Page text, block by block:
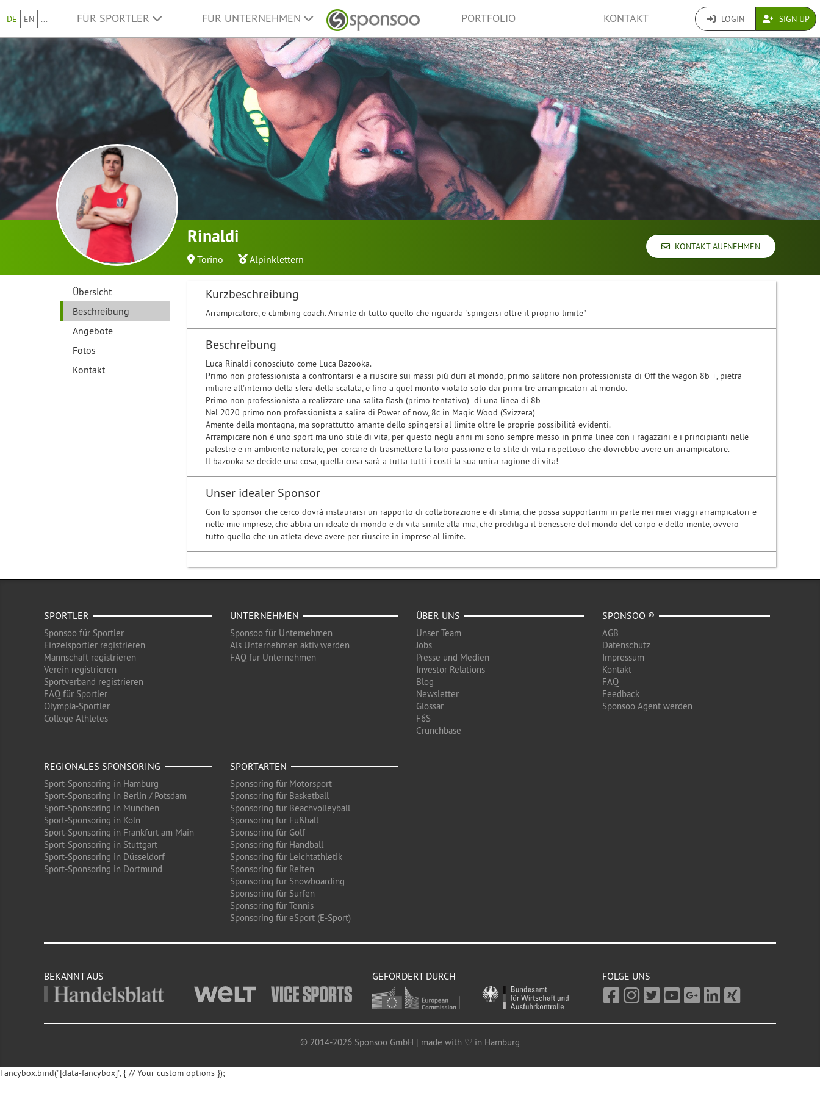
DE EN ... FÜR SPORTLER FÜR UNTERNEHMEN PORTFOLIO KONTAKT LOGIN SIGN UP
Rinaldi
Torino Alpinklettern
KONTAKT AUFNEHMEN
Übersicht
Beschreibung
Angebote
Fotos
Kontakt
Kurzbeschreibung
Arrampicatore, e climbing coach. Amante di tutto quello che riguarda "spingersi oltre il proprio limite"
Beschreibung
Luca Rinaldi conosciuto come Luca Bazooka.
Primo non professionista a confrontarsi e a riuscire sui massi più duri al mondo, primo salitore non professionista di Off the wagon 8b +, pietra
miliare all'interno della sfera della scalata, e fino a quel monto violato solo dai primi tre arrampicatori al mondo.
Primo non professionista a realizzare una salita flash (primo tentativo) di una linea di 8b
Nel 2020 primo non professionista a salire di Power of now, 8c in Magic Wood (Svizzera)
Amente della montagna, ma soprattutto amante dello spingersi al limite oltre le proprie possibilità evidenti.
Arrampicare non è uno sport ma uno stile di vita, per questo negli anni mi sono sempre messo in prima linea con i ragazzini e i principianti nelle
palestre e in ambiente naturale, per cercare di trasmettere la loro passione e lo stile di vita rispettoso che dovrebbe avere un arrampicatore.
Il bazooka se decide una cosa, quella cosa sarà a tutta tutti i costi la sua unica ragione di vita!
Unser idealer Sponsor
Con lo sponsor che cerco dovrà instaurarsi un rapporto di collaborazione e di stima, che possa supportarmi in parte nei miei viaggi arrampicatori e
nelle mie imprese, che abbia un ideale di mondo e di vita simile alla mia, che prediliga il benessere del mondo del corpo e dello mente, ovvero
tutto quello che un atleta deve avere per riuscire in imprese al limite.
SPORTLER
Sponsoo für Sportler
Einzelsportler registrieren
Mannschaft registrieren
Verein registrieren
Sportverband registrieren
FAQ für Sportler
Olympia-Sportler
College Athletes
UNTERNEHMEN
Sponsoo für Unternehmen
Als Unternehmen aktiv werden
FAQ für Unternehmen
ÜBER UNS
Unser Team
Jobs
Presse und Medien
Investor Relations
Blog
Newsletter
Glossar
F6S
Crunchbase
SPONSOO ®
AGB
Datenschutz
Impressum
Kontakt
FAQ
Feedback
Sponsoo Agent werden
REGIONALES SPONSORING
Sport-Sponsoring in Hamburg
Sport-Sponsoring in Berlin / Potsdam
Sport-Sponsoring in München
Sport-Sponsoring in Köln
Sport-Sponsoring in Frankfurt am Main
Sport-Sponsoring in Stuttgart
Sport-Sponsoring in Düsseldorf
Sport-Sponsoring in Dortmund
SPORTARTEN
Sponsoring für Motorsport
Sponsoring für Basketball
Sponsoring für Beachvolleyball
Sponsoring für Fußball
Sponsoring für Golf
Sponsoring für Handball
Sponsoring für Leichtathletik
Sponsoring für Reiten
Sponsoring für Snowboarding
Sponsoring für Surfen
Sponsoring für Tennis
Sponsoring für eSport (E-Sport)
BEKANNT AUS GEFÖRDERT DURCH FOLGE UNS
© 2014-2026 Sponsoo GmbH | made with ♡ in Hamburg
Fancybox.bind("[data-fancybox]", { // Your custom options });